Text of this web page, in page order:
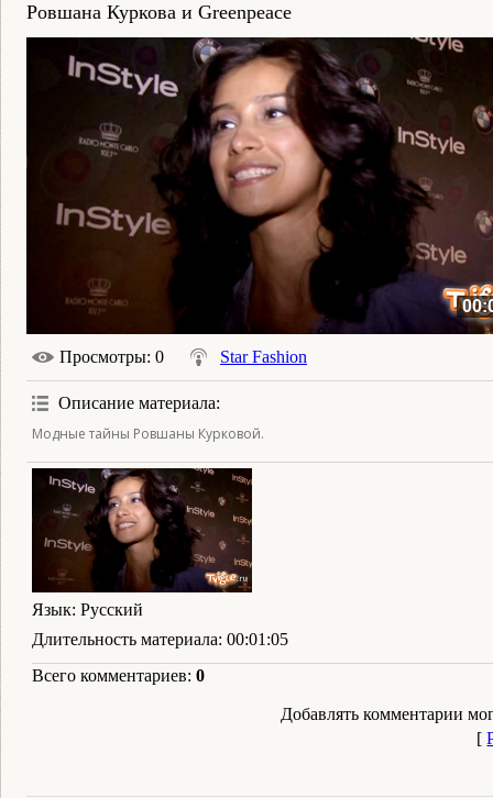
Ровшана Куркова и Greenpeace
Просмотры: 0 Star Fashion
Описание материала:
Модные тайны Ровшаны Курковой.
Язык: Русский
Длительность материала: 00:01:05
Всего комментариев: 0
Добавлять комментарии
[